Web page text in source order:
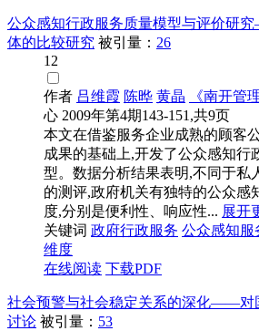
公众感知行政服务质量模型与评价研
体的比较研究 被引量： 26
12
作者 吕维霞 陈晔 黄晶 《南开管
心 2009年第4期143-151,共9页
本文在借鉴服务企业成熟的顾客
成果的基础上,开发了公众感知行
型。数据分析结果表明,不同于私
的测评,政府机关有独特的公众感
度,分别是便利性、响应性... 展开
关键词 政府行政服务 公众感知服
维度
在线阅读 下载PDF
社会预警与社会稳定关系的深化——对
讨论 被引量： 53